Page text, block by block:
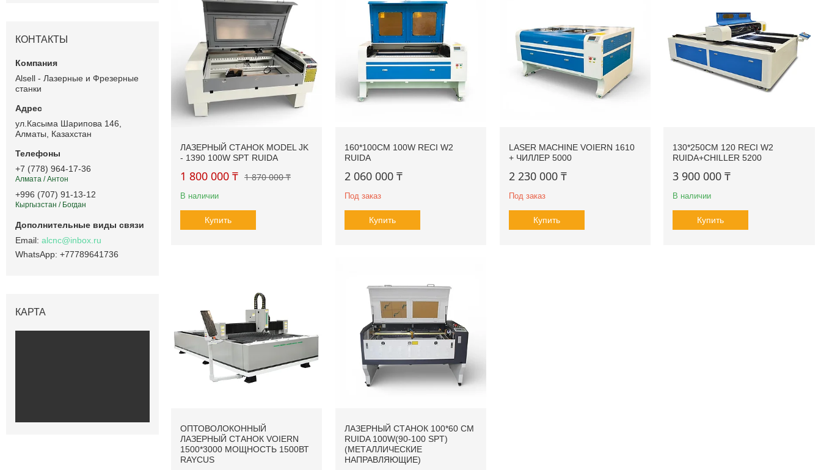
ЛАЗЕРНЫЙ СТАНОК MODEL JK
- 1390 100W SPT RUIDA
1 870 000 ₸
1 800 000 ₸
В наличии
Купить
160*100CM 100W RECI W2
RUIDA
2 060 000 ₸
Под заказ
Купить
LASER MACHINE VOIERN 1610
+ ЧИЛЛЕР 5000
2 230 000 ₸
Под заказ
Купить
130*250CM 120 RECI W2
RUIDA+CHILLER 5200
3 900 000 ₸
В наличии
Купить
ОПТОВОЛОКОННЫЙ
ЛАЗЕРНЫЙ СТАНОК VOIERN
1500*3000 МОЩНОСТЬ 1500ВТ
RAYCUS
ЛАЗЕРНЫЙ СТАНОК 100*60 CM
RUIDA 100W(90-100 SPT)
(МЕТАЛЛИЧЕСКИЕ
НАПРАВЛЯЮЩИЕ)
КОНТАКТЫ
Alsell - Лазерные и Фрезерные
станки
ул.Касыма Шарипова 146,
Алматы, Казахстан
+7 (778) 964-17-36
Алмата / Антон
+996 (707) 91-13-12
Кыргызстан / Богдан
alcnc@inbox.ru
+77789641736
КАРТА